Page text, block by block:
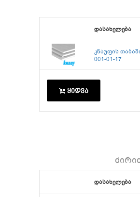
დასახელება
კნაუფის
001-01-17
ყიდვა
დასახელება